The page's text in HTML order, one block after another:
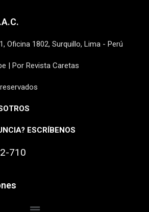
Oficina 1802, Surquillo, Lima - Perú
| Por Revista Caretas
ESCRÍBENOS
710